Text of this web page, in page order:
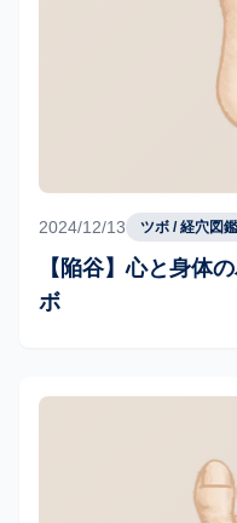
2024/12/13 ツボ / 経穴図鑑
【陥谷】心と身体
ボ